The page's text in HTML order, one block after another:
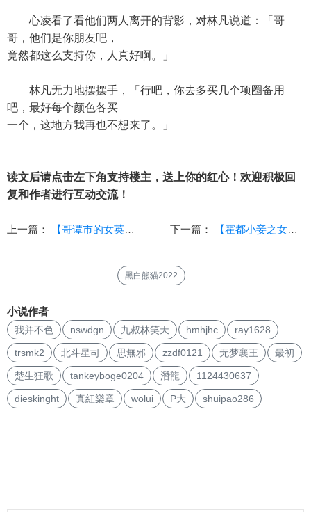
心凌看了看他们两人离开的背影，对林凡说道：「哥
哥，他们是你朋友吧，
竟然都这么支持你，人真好啊。」
林凡无力地摆摆手，「行吧，你去多买几个项圈备用
吧，最好每个颜色各买
一个，这地方我再也不想来了。」
读文后请点击左下角支持楼主，送上你的红心！欢迎积极回
复和作者进行互动交流！
上一篇： 【哥谭市的女英雄们】（1-2蝙蝠女侠起源） 下一篇： 【霍都小妾之女侠黄蓉传】（第二章 母女名花同为妾，同床共枕侍一夫）（恶堕）
黑白熊猫2022
小说作者
我并不色 nswdgn 九叔林笑天 hmhjhc ray1628
trsmk2 北斗星司 思無邪 zzdf0121 无梦襄王 最初
楚生狂歌 tankeyboge0204 潛龍 1124430637
dieskinght 真紅樂章 wolui P大 shuipao286